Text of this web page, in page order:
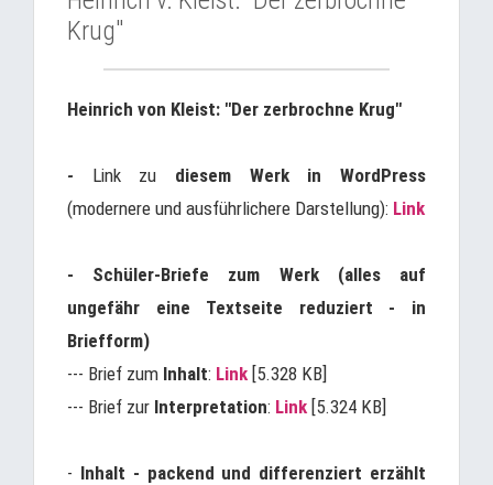
Krug"
Heinrich von Kleist: "Der zerbrochne Krug"
- Link zu diesem Werk in WordPress
(modernere und ausführlichere Darstellung): Link
- Schüler-Briefe zum Werk (alles auf
ungefähr eine Textseite reduziert - in
Briefform)
--- Brief zum Inhalt: Link [5.328 KB]
--- Brief zur Interpretation: Link [5.324 KB]
- Inhalt - packend und differenziert erzählt